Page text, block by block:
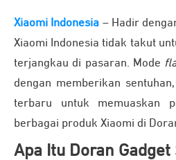
Xiaomi Indonesia – Hadir
Xiaomi Indonesia tidak takut
terjangkau di pasaran. Mode
dengan memberikan
terbaru untuk memuaskan
berbagai produk Xiaomi di
Apa Itu Doran